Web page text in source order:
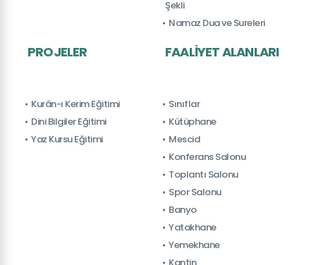
Şekli
Namaz Dua ve Sureleri
PROJELER
Kurân-ı Kerim Eğitimi
Dini Bilgiler Eğitimi
Yaz Kursu Eğitimi
FAALIYET ALANLARI
Sınıflar
Kütüphane
Mescid
Konferans Salonu
Toplantı Salonu
Spor Salonu
Banyo
Yatakhane
Yemekhane